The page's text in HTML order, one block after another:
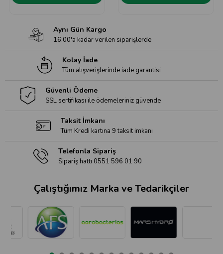
Aynı Gün Kargo
16:00'a kadar verilen siparişlerde
Kolay İade
Tüm alışverişlerinde iade garantisi
Güvenli Ödeme
SSL sertifikası ile ödemeleriniz güvende
Taksit İmkanı
Tüm Kredi kartına 9 taksit imkanı
Telefonla Sipariş
Sipariş hattı 0551 596 01 90
Çalıştığımız Marka ve Tedarikçiler